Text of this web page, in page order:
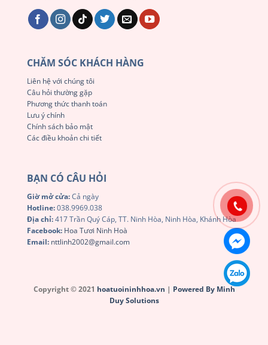
CHĂM SÓC KHÁCH HÀNG
Liên hệ với chúng tôi
Câu hỏi thường gặp
Phương thức thanh toán
Lưu ý chính
Chính sách bảo mật
Các điều khoản chi tiết
BẠN CÓ CÂU HỎI
Giờ mở cửa:Cả ngày
Hotline:038.9969.038
Địa chỉ:417 Trần Quý Cáp, TT. Ninh Hòa, Ninh Hòa, Khánh Hòa
Facebook: Hoa Tươi Ninh Hoà
Email: nttlinh2002@gmail.com
Copyright © 2021 hoatuoininhhoa.vn | Powered By Minh
Duy Solutions